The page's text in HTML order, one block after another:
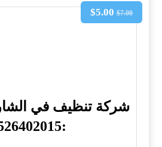
:0526402015
$7.00
$5.00